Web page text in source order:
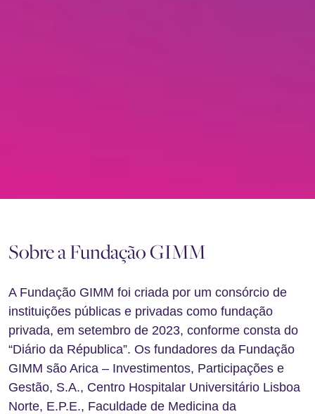
Sobre a Fundação GIMM
A Fundação GIMM foi criada por um consórcio de
instituições públicas e privadas como fundação
privada, em setembro de 2023, conforme consta do
“Diário da Républica”. Os fundadores da Fundação
GIMM são Arica – Investimentos, Participações e
Gestão, S.A., Centro Hospitalar Universitário Lisboa
Norte, E.P.E., Faculdade de Medicina da